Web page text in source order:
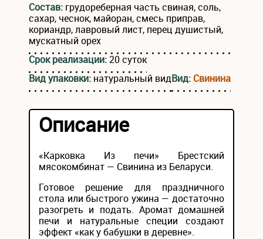
Состав: грудореберная часть свиная, соль,
сахар, чеснок, майоран, смесь приправ,
кориандр, лавровый лист, перец душистый,
мускатный орех
Срок реализации:20 суток
Вид упаковки: натуральный видВид: Свинина
Описание
«Карковка Из печи» Брестский
мясокомбинат — Свинина из Беларуси.
Готовое решение для праздничного
стола или быстрого ужина — достаточно
разогреть и подать. Аромат домашней
печи и натуральные специи создают
эффект «как у бабушки в деревне».